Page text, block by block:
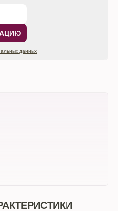
данных